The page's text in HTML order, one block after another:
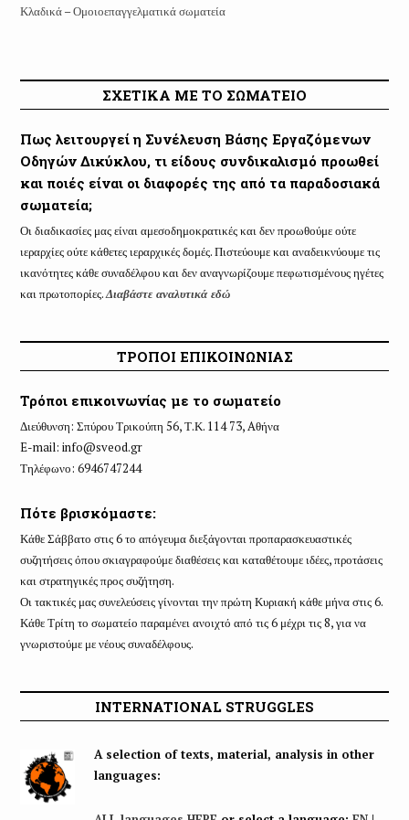
Κλαδικά – Ομοιοεπαγγελματικά σωματεία
ΣΧΕΤΙΚΑ ΜΕ ΤΟ ΣΩΜΑΤΕΙΟ
Πως λειτουργεί η Συνέλευση Βάσης Εργαζόμενων
Οδηγών Δικύκλου, τι είδους συνδικαλισμό προωθεί
και ποιές είναι οι διαφορές της από τα παραδοσιακά
σωματεία;
Οι διαδικασίες μας είναι αμεσοδημοκρατικές και δεν προωθούμε ούτε
ιεραρχίες ούτε κάθετες ιεραρχικές δομές. Πιστεύουμε και αναδεικνύουμε τις
ικανότητες κάθε συναδέλφου και δεν αναγνωρίζουμε πεφωτισμένους ηγέτες
και πρωτοπορίες.Διαβάστε αναλυτικά εδώ
ΤΡΟΠΟΙ ΕΠΙΚΟΙΝΩΝΙΑΣ
Τρόποι επικοινωνίας με το σωματείο
Διεύθυνση: Σπύρου Τρικούπη 56, Τ.Κ. 114 73, Aθήνα
E-mail: info@sveod.gr
Τηλέφωνο: 6946747244
Πότε βρισκόμαστε:
Κάθε Σάββατο στις 6 το απόγευμα διεξάγονται προπαρασκευαστικές
συζητήσεις όπου σκιαγραφούμε διαθέσεις και καταθέτουμε ιδέες, προτάσεις
και στρατηγικές προς συζήτηση.
Οι τακτικές μας συνελεύσεις γίνονται την πρώτη Κυριακή κάθε μήνα στις 6.
Κάθε Τρίτη το σωματείο παραμένει ανοιχτό από τις 6 μέχρι τις 8, για να
γνωριστούμε με νέους συναδέλφους.
INTERNATIONAL STRUGGLES
A selection of texts, material, analysis in other
languages: